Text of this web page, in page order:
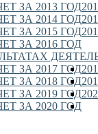
ЗА 2013 ГОД
ЗА 2014 ГОД
ЗА 2015 ГОД
ЗА 2016 ГОД
ЗА 2017 ГОД
ЗА 2018 ГОД
ЗА 2019 ГОД
ЗА 2020 ГОД